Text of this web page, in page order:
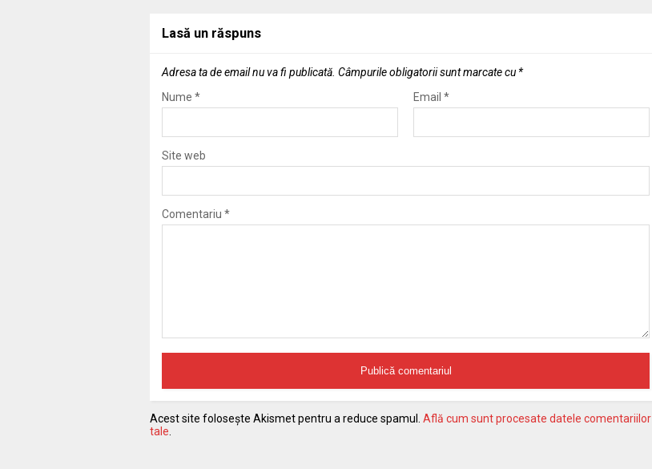
Lasă un răspuns
Adresa ta de email nu va fi publicată. Câmpurile obligatorii sunt marcate cu *
Nume * Email *
Site web
Comentariu *
Acest site folosește Akismet pentru a reduce spamul. Află cum sunt procesate datele comentariilor
tale.